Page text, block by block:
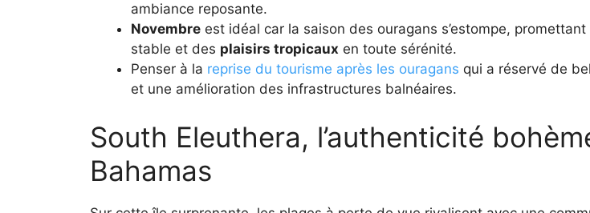
ambiance reposante.
Novembre est idéal car la saison des ouragans s’estompe,
stable et des plaisirs tropicaux en toute sérénité.
Penser à la reprise du tourisme après les ouragans qui a réservé de
et une amélioration des infrastructures balnéaires.
South Eleuthera, l’authenticité
Bahamas